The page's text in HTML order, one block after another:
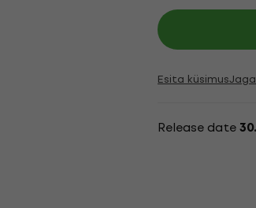
Esita küsimusJaga
Release date